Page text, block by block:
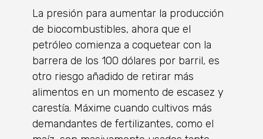
La presión para aumentar la producción
de biocombustibles, ahora que el
petróleo comienza a coquetear con la
barrera de los 100 dólares por barril, es
otro riesgo añadido de retirar más
alimentos en un momento de escasez y
carestía. Máxime cuando cultivos más
demandantes de fertilizantes, como el